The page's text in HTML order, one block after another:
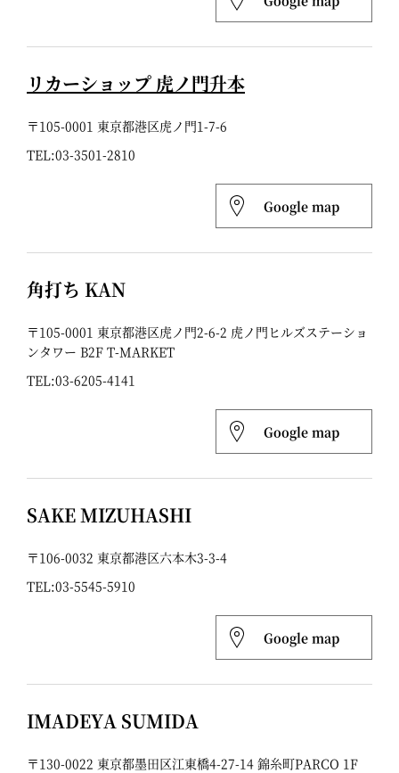
リカーショップ 虎ノ門升本
〒105-0001 東京都港区虎ノ門1-7-6
TEL:03-3501-2810
Google map
角打ち KAN
〒105-0001 東京都港区虎ノ門2-6-2 虎ノ門ヒルズステーショ
ンタワー B2F T-MARKET
TEL:03-6205-4141
Google map
SAKE MIZUHASHI
〒106-0032 東京都港区六本木3-3-4
TEL:03-5545-5910
Google map
IMADEYA SUMIDA
〒130-0022 東京都墨田区江東橋4-27-14 錦糸町PARCO 1F